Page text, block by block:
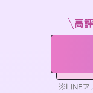
高
※LINEア